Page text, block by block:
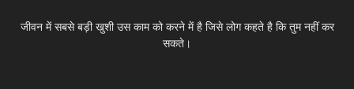
जीवन में सबसे बड़ी खुशी उस काम को करने में है जिसे लोग कहते है कि तुम नहीं कर
सकते।